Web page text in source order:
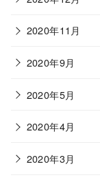
2020年11月
2020年9月
2020年5月
2020年4月
2020年3月